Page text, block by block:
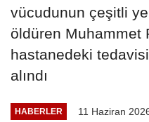
vücudunun çeşitli
öldüren Muhammet
hastanedeki
alındı
HABERLER 11 Haziran